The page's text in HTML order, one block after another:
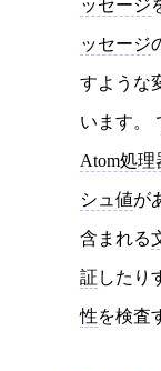
ッセージ
ッセージ
すような
います。
Atom処理
シュ値が
含まれる
証 したり
性を検査